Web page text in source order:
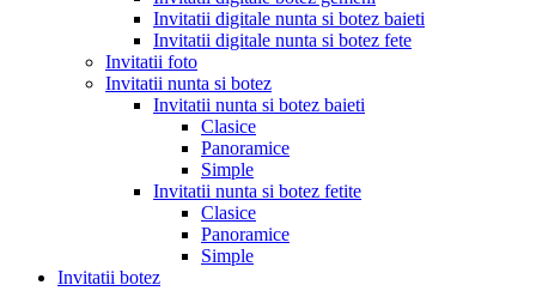
Invitatii digitale nunta si botez baieti
Invitatii digitale nunta si botez fete
Invitatii foto
Invitatii nunta si botez
Invitatii nunta si botez baieti
Clasice
Panoramice
Simple
Invitatii nunta si botez fetite
Clasice
Panoramice
Simple
Invitatii botez